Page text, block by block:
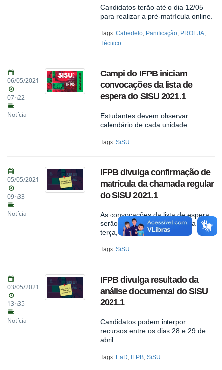
Candidatos terão até o dia 12/05
para realizar a pré-matrícula online.
Tags: Cabedelo, Panificação, PROEJA,
Técnico
06/05/2021
07h22
Notícia
Campi do IFPB iniciam
convocações da lista de
espera do SISU 2021.1
Estudantes devem observar
calendário de cada unidade.
Tags: SiSU
05/05/2021
09h33
Notícia
IFPB divulga confirmação de
matrícula da chamada regular
do SISU 2021.1
As convocações da lista de espera
serão realizadas a partir desta
terça, 04 de maio.
Tags: SiSU
03/05/2021
13h35
Notícia
IFPB divulga resultado da
análise documental do SISU
2021.1
Candidatos podem interpor
recursos entre os dias 28 e 29 de
abril.
Tags: EaD IFPB, SiSU